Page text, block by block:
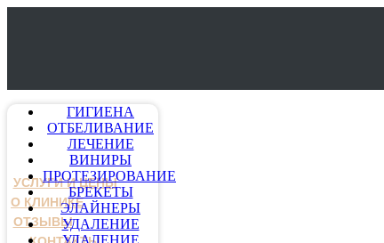
УСЛУГИ И ЦЕНЫ
О КЛИНИКЕ
ОТЗЫВЫ
ГИГИЕНА
ОТБЕЛИВАНИЕ
ЛЕЧЕНИЕ
ВИНИРЫ
ПРОТЕЗИРОВАНИЕ
БРЕКЕТЫ
ЭЛАЙНЕРЫ
УДАЛЕНИЕ
УДАЛЕНИЕ